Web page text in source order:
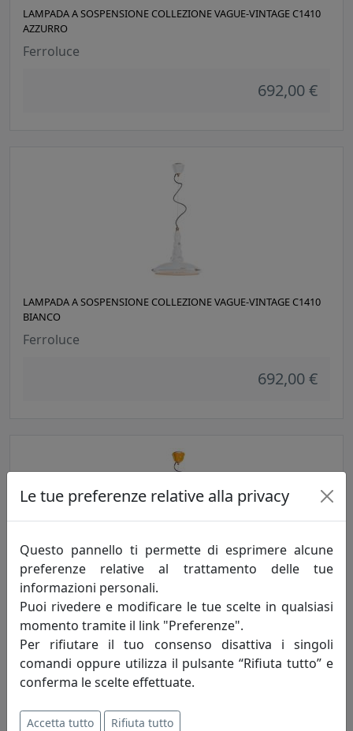
LAMPADA A SOSPENSIONE COLLEZIONE VAGUE-VINTAGE C1410
AZZURRO
Ferroluce
692,00 €
LAMPADA A SOSPENSIONE COLLEZIONE VAGUE-VINTAGE C1410
BIANCO
Ferroluce
692,00 €
LAMPADA A SOSPENSIONE COLLEZIONE VAGUE-VINTAGE C1410
GIALLO
Ferroluce
692,00 €
Le tue preferenze relative alla privacy
Questo pannello ti permette di esprimere alcune
preferenze relative al trattamento delle tue
informazioni personali.
Puoi rivedere e modificare le tue scelte in qualsiasi
momento tramite il link "Preferenze".
Per rifiutare il tuo consenso disattiva i singoli
comandi oppure utilizza il pulsante “Rifiuta tutto” e
conferma le scelte effettuate.
Accetta tutto Rifiuta tutto